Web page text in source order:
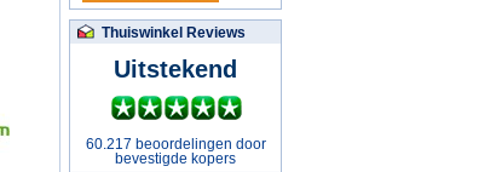
Thuiswinkel Reviews
Uitstekend
60.217 beoordelingen door
bevestigde kopers